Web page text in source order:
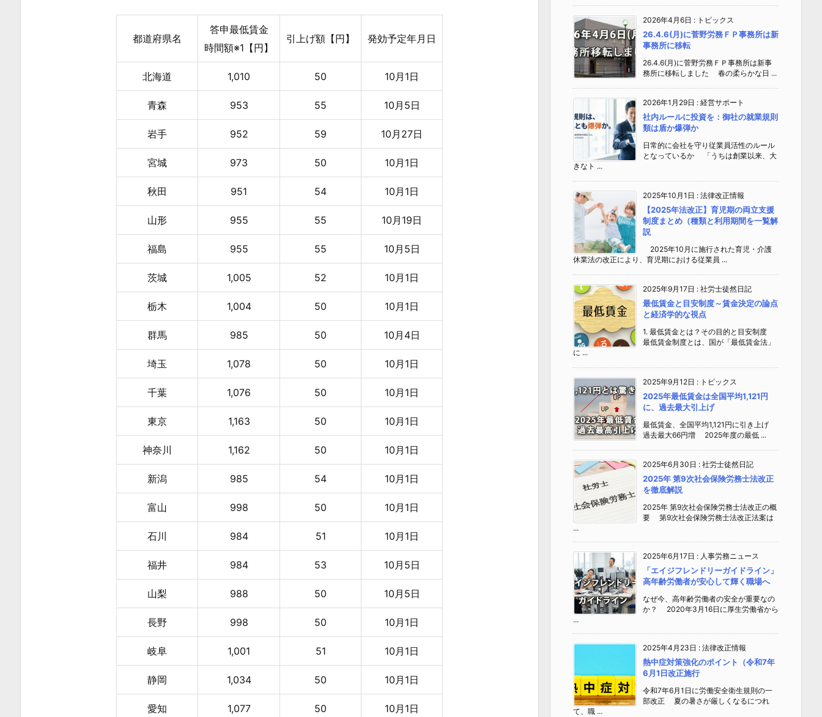
都道府県名
答申最低賃金
時間額※1【円】
引上げ額【円】 発効予定年月日
北海道 1,010 50 10月1日
青森 953 55 10月5日
岩手 952 59 10月27日
宮城 973 50 10月1日
秋田 951 54 10月1日
山形 955 55 10月19日
福島 955 55 10月5日
茨城 1,005 52 10月1日
栃木 1,004 50 10月1日
群馬 985 50 10月4日
埼玉 1,078 50 10月1日
千葉 1,076 50 10月1日
東京 1,163 50 10月1日
神奈川 1,162 50 10月1日
新潟 985 54 10月1日
富山 998 50 10月1日
石川 984 51 10月1日
福井 984 53 10月5日
山梨 988 50 10月5日
長野 998 50 10月1日
岐阜 1,001 51 10月1日
静岡 1,034 50 10月1日
愛知 1,077 50 10月1日
2026年4月6日 : トピックス
26.4.6(月)に菅野労務ＦＰ事務所は新
事務所に移転
26.4.6(月)に菅野労務ＦＰ事務所は新事
務所に移転しました 春の柔らかな日 ...
2026年1月29日 : 経営サポート
社内ルールに投資を：御社の就業規則
類は盾か爆弾か
日常的に会社を守り従業員活性のルール
となっているか 「うちは創業以来、大
きなト ...
2025年10月1日 : 法律改正情報
【2025年法改正】育児期の両立支援
制度まとめ（種類と利用期間を一覧解
説
2025年10月に施行された育児・介護
休業法の改正により、育児期における従業員 ...
2025年9月17日 : 社労士徒然日記
最低賃金と目安制度～賃金決定の論点
と経済学的な視点
1. 最低賃金とは？その目的と目安制度
最低賃金制度とは、国が「最低賃金法」
に ...
2025年9月12日 : トピックス
2025年最低賃金は全国平均1,121円
に、過去最大引上げ
最低賃金、全国平均1,121円に引き上げ
過去最大66円増 2025年度の最低 ...
2025年6月30日 : 社労士徒然日記
2025年 第9次社会保険労務士法改正
を徹底解説
2025年 第9次社会保険労務士法改正の概
要 第9次社会保険労務士法改正法案は
...
2025年6月17日 : 人事労務ニュース
「エイジフレンドリーガイドライン」
高年齢労働者が安心して輝く職場へ
なぜ今、高年齢労働者の安全が重要なの
か？ 2020年3月16日に厚生労働省から
...
2025年4月23日 : 法律改正情報
熱中症対策強化のポイント（令和7年
6月1日改正施行
令和7年6月1日に労働安全衛生規則の一
部改正 夏の暑さが厳しくなるにつれ
て、職 ...